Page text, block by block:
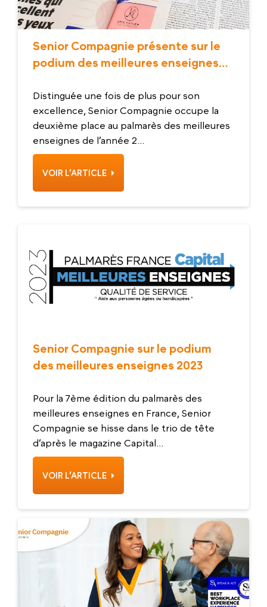
Senior Compagnie présente sur le
podium des meilleures enseignes
Distinguée une fois de plus pour son
excellence, Senior Compagnie occupe la
deuxième place au palmarès des meilleures
enseignes de l’année 2...
VOIR L’ARTICLE
Senior Compagnie sur le podium
des meilleures enseignes 2023
Pour la 7ème édition du palmarès des
meilleures enseignes en France, Senior
Compagnie se hisse dans le trio de tête
d’après le magazine Capital...
VOIR L’ARTICLE